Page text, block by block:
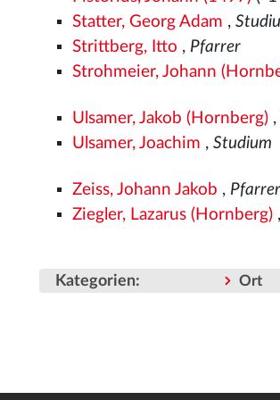
Statter, Georg Adam ,
Strittberg, Itto , Pfarrer
Strohmeier, Johann
Ulsamer, Jakob (Hornberg)
Ulsamer, Joachim ,Studium
Zeiss, Johann Jakob ,
Ziegler, Lazarus (Hornberg) ,
Kategorien: Ort